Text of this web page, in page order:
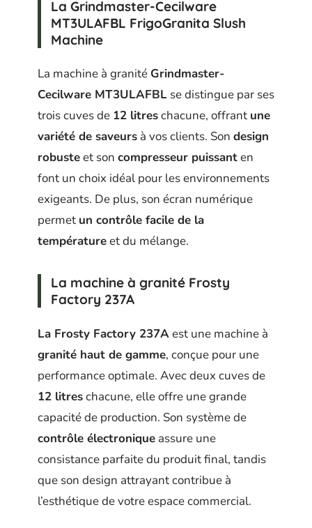
La Grindmaster-Cecilware
MT3ULAFBL FrigoGranita Slush
Machine
La machine à granité Grindmaster-
Cecilware MT3ULAFBL se distingue par ses
trois cuves de 12 litreschacune, offrant une
variété de saveurs à vos clients. Son design
robusteet son compresseur puissanten
font un choix idéal pour les environnements
exigeants. De plus, son écran numérique
permet un contrôle facile de la
températureet du mélange.
La machine à granité Frosty
Factory 237A
La Frosty Factory 237Aest une machine à
granité haut de gamme, conçue pour une
performance optimale. Avec deux cuves de
12 litreschacune, elle offre une grande
capacité de production. Son système de
contrôle électronique assure une
consistance parfaite du produit final, tandis
que son design attrayant contribue à
l’esthétique de votre espace commercial.